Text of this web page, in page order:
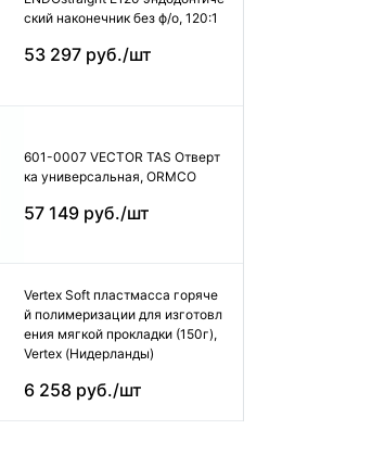
ский наконечник без ф/о, 120:1
53 297 руб./шт
601-0007 VECTOR TAS Отверт
ка универсальная, ORMCO
57 149 руб./шт
Vertex Soft пластмасса горяче
й полимеризации для изготовл
ения мягкой прокладки (150г),
Vertex (Нидерланды)
6 258 руб./шт